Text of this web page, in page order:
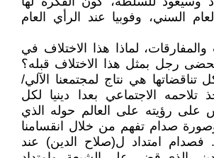
السني، وفوبيا عند الرأي العام
لماذا هذا الاختلاف في
رجل بمثل هذا الاختلاف قبله؟
هي نتاج لمجتمعنا الآلي/
تلاحمه الاجتماعي بعدا دينيا لكل
على رؤيته على العالم حوله الذي
وصورة صدام تفهم من خلال انقسامنا
فصدام امتداد ل(صلاح الدين) عند